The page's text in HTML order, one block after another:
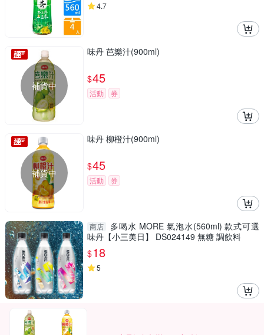
4.7
補貨中
味丹 芭樂汁(900ml)
$45
活動 券
補貨中
味丹 柳橙汁(900ml)
$45
活動 券
商店
多喝水 MORE 氣泡水(560ml) 款式可選
味丹【小三美日】 DS024149 無糖 調飲料
$18
5